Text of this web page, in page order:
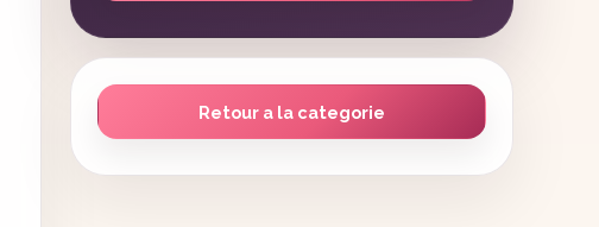
Retour a la categorie